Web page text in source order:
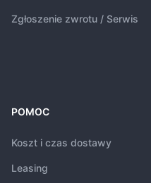
Zgłoszenie zwrotu / Serwis
POMOC
Koszt i czas dostawy
Leasing